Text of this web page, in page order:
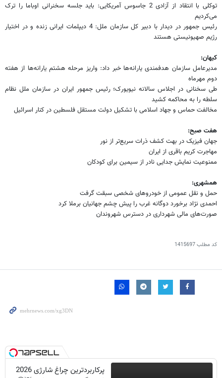
توکلی با انتقاد از آزادی 2 جاسوس آمریکایی: باید جلسه سخنرانی اوباما را ترک
می‌کردیم
رئیس جمهور در دیدار با دبیر کل سازمان ملل: 4 دیپلمات ایرانی زنده و در اختیار
رژیم صهیونیستی هستند
کیهان:
مدیرعامل سازمان هدفمندی یارانه‌ها خبر داد: واریز مرحله هشتم یارانه‌ها از هفته
دوم مهرماه
طی سخنانی در اجلاس سالانه نیویورک؛ رئیس جمهور ایران در سازمان ملل نظام
سلطه را به محاکمه کشید
مخالفت حماس و جهاد اسلامی با تشکیل دولت مستقل فلسطین در کنار اسرائیل
هفت صبح:
جهان فیزیک در بهت کشف ذرات سریع‌تر از نور
مهاجرت کریم باقری از ایران
ممنوعیت نمایش جدایی نادر از سیمین برای کودکان
همشهری:
حمل و نقل عمومی از خودروهای شخصی سبقت گرفت
احمدی نژاد برخورد دوگانه غرب را پیش چشم جهانیان برملا کرد
صورت‌های مالی شهرداری در دسترس شهروندان
کد مطلب1415697
پرکاربردترین چراغ شارژی 2026